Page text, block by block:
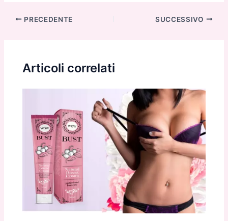
Navigazione
PRECEDENTE SUCCESSIVO
Articoli correlati